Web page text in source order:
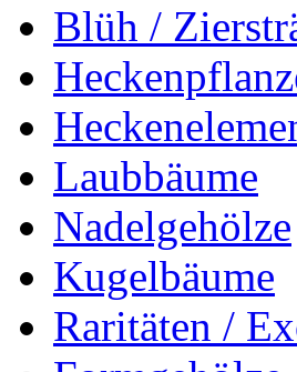
Blüh /
Laubbäume
Nadelgehölze
Kugelbäume
Raritäten /